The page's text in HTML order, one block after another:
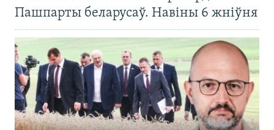
Пашпарты беларусаў. Навіны 6 жніўня